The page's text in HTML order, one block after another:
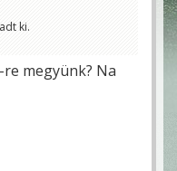
ki.
megyünk? Na